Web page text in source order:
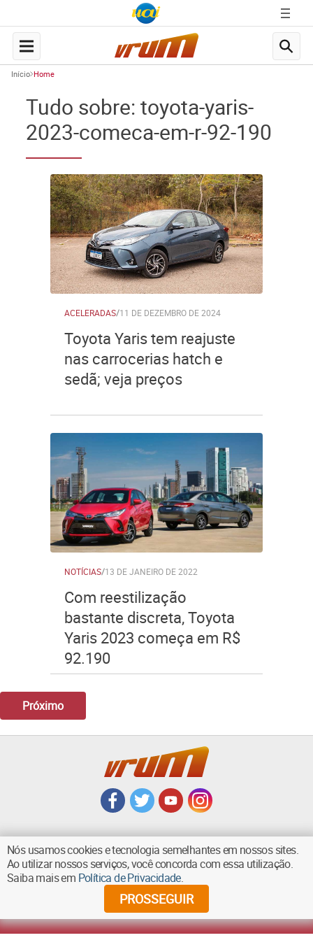
Início Home
Tudo sobre: toyota-yaris-
2023-comeca-em-r-92-190
ACELERADAS/11 DE DEZEMBRO DE 2024
Toyota Yaris tem reajuste
nas carrocerias hatch e
sedã; veja preços
NOTÍCIAS/13 DE JANEIRO DE 2022
Com reestilização
bastante discreta, Toyota
Yaris 2023 começa em R$
92.190
Próximo
VOLTAR AO TOPO
Diários Associados - Todos os direitos reservados
Nós usamos cookies e tecnologia semelhantes em nossos sites.
Ao utilizar nossos serviços, você concorda com essa utilização.
Saiba mais em Política de Privacidade.
PROSSEGUIR